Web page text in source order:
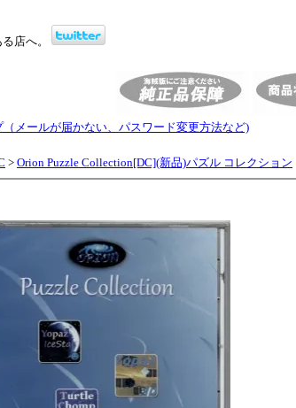
店へ。
（メールが届かない、パスワード変更方法など)
> Orion Puzzle Collection[DC](新品)パズル コレクション